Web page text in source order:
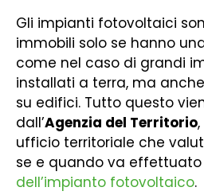
Gli impianti fotovoltaici
immobili solo se hanno
come nel caso di grandi
installati a terra, ma
su edifici. Tutto questo
dall’Agenzia del Territorio
ufficio territoriale che
se e quando va effettuato
dell’impianto fotovoltaico.